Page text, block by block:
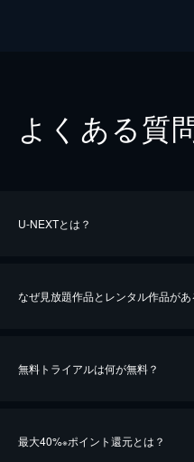
よくある質
U-NEXTとは？
なぜ見放題作品とレンタル作品があ
無料トライアルは何が無料？
最大40%※ポイント還元とは？